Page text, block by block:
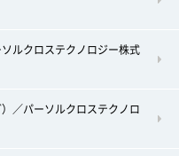
ルクロステクノロジー株式
／パーソルクロステクノロ